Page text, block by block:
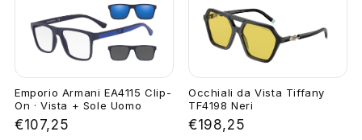
Emporio Armani EA4115 Clip-
On · Vista + Sole Uomo
€107,25
Occhiali da Vista Tiffany
TF4198 Neri
€198,25